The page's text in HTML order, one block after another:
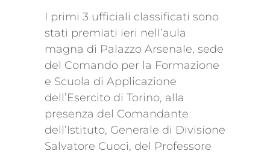
I primi 3 ufficiali classificati sono
stati premiati ieri nell’aula
magna di Palazzo Arsenale, sede
del Comando per la Formazione
e Scuola di Applicazione
dell’Esercito di Torino, alla
presenza del Comandante
dell’Istituto, Generale di Divisione
Salvatore Cuoci, del Professore